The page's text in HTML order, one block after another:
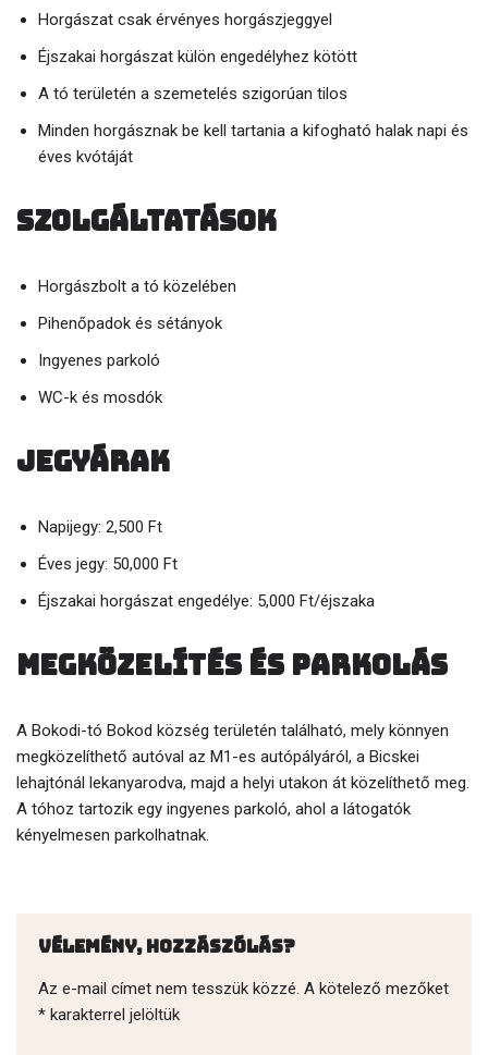
Horgászat csak érvényes horgászjeggyel
Éjszakai horgászat külön engedélyhez kötött
A tó területén a szemetelés szigorúan tilos
Minden horgásznak be kell tartania a kifogható halak napi és
éves kvótáját
Szolgáltatások
Horgászbolt a tó közelében
Pihenőpadok és sétányok
Ingyenes parkoló
WC-k és mosdók
Jegyárak
Napijegy: 2,500 Ft
Éves jegy: 50,000 Ft
Éjszakai horgászat engedélye: 5,000 Ft/éjszaka
Megközelítés és parkolás
A Bokodi-tó Bokod község területén található, mely könnyen
megközelíthető autóval az M1-es autópályáról, a Bicskei
lehajtónál lekanyarodva, majd a helyi utakon át közelíthető meg.
A tóhoz tartozik egy ingyenes parkoló, ahol a látogatók
kényelmesen parkolhatnak.
Vélemény, hozzászólás?
Az e-mail címet nem tesszük közzé. A kötelező mezőket
* karakterrel jelöltük